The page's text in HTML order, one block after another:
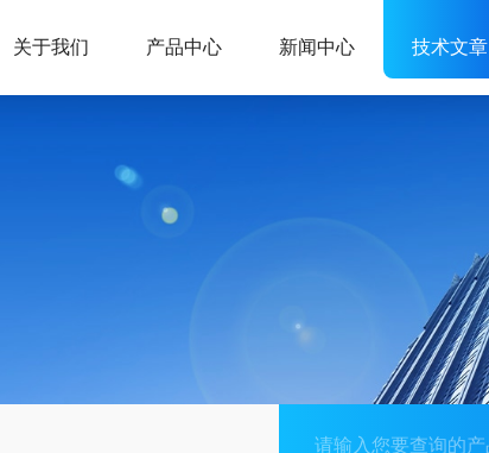
关于我们 产品中心 新闻中心 技术文章